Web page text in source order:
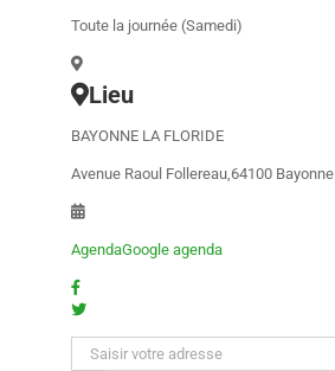
Toute la journée (Samedi)
Lieu
BAYONNE LA FLORIDE
Avenue Raoul Follereau,64100 Bayonne
AgendaGoogle agenda